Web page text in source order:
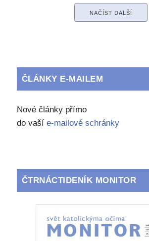
NAČÍST DALŠÍ
ČLÁNKY E-MAILEM
Nové články přímo
do vaší e-mailové schránky
ČTRNÁCTIDENÍK MONITOR